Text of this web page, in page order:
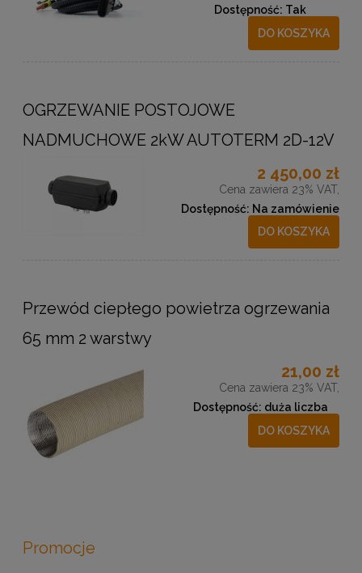
Dostępność: Tak
DO KOSZYKA
OGRZEWANIE POSTOJOWE
NADMUCHOWE 2kW AUTOTERM 2D-12V
2 450,00 zł
Cena zawiera 23% VAT,
Dostępność: Na zamówienie
DO KOSZYKA
Przewód ciepłego powietrza ogrzewania
65 mm 2 warstwy
21,00 zł
Cena zawiera 23% VAT,
Dostępność: duża liczba
DO KOSZYKA
Promocje